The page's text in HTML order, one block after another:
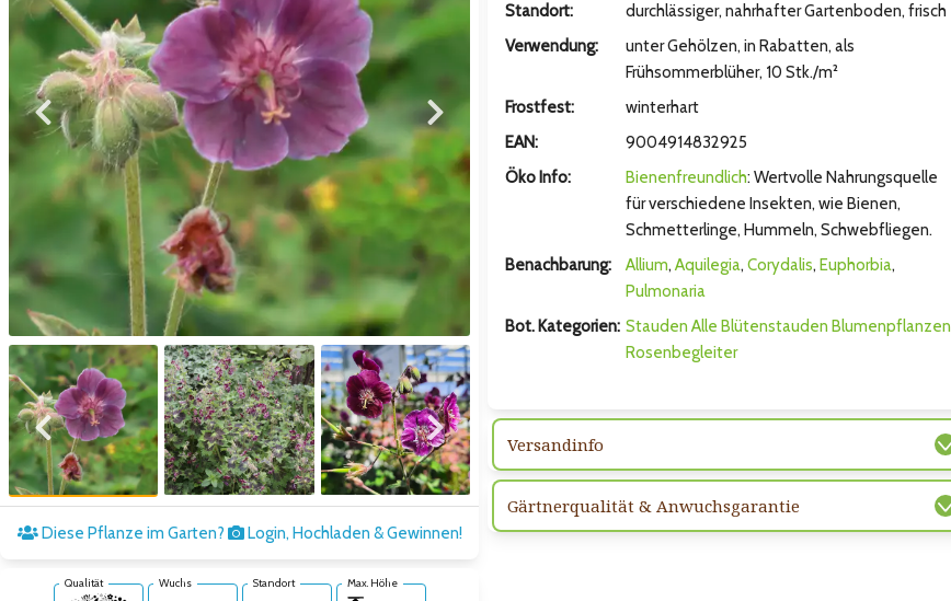
Zum vorigen Bild Zum nächsten Bild
Zum vorigen Bild Zum nächsten Bild
Diese Pflanze im Garten? Login, Hochladen & Gewinnen!
Qualität Wuchs Standort Max. Höhe
Standort:
durchlässiger, nahrhafter Gartenboden, frisch
Verwendung:
unter Gehölzen, in Rabatten, als
Frühsommerblüher, 10 Stk./m²
Frostfest:
winterhart
EAN:
9004914832925
Öko Info:
Bienenfreundlich: Wertvolle Nahrungsquelle
für verschiedene Insekten, wie Bienen,
Schmetterlinge, Hummeln, Schwebfliegen.
Benachbarung:
Allium, Aquilegia, Corydalis, Euphorbia,
Pulmonaria
Bot. Kategorien: Stauden Alle Blütenstauden Blumenpflanzen
Rosenbegleiter
Versandinfo
Gärtnerqualität & Anwuchsgarantie